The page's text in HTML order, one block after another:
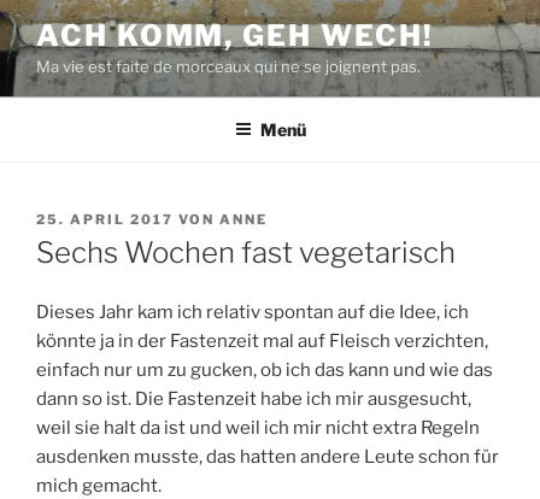
Zum
Inhalt
springen
ACH KOMM, GEH WECH!
Ma vie est faite de morceaux qui ne se joignent pas.
Menü
VERÖFFENTLICHT
AM
25. APRIL 2017 VON ANNE
Sechs Wochen fast vegetarisch
Dieses Jahr kam ich relativ spontan auf die Idee, ich
könnte ja in der Fastenzeit mal auf Fleisch verzichten,
einfach nur um zu gucken, ob ich das kann und wie das
dann so ist. Die Fastenzeit habe ich mir ausgesucht,
weil sie halt da ist und weil ich mir nicht extra Regeln
ausdenken musste, das hatten andere Leute schon für
mich gemacht.